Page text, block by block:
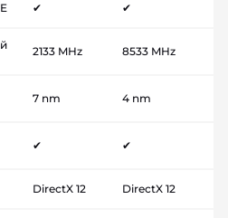
✔ ✔
2133 MHz 8533 MHz
7 nm 4 nm
✔ ✔
DirectX 12 DirectX 12